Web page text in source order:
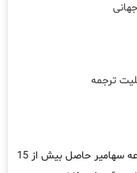
ترجمه
سرفصل های آموزش فارکس در سارایوو در مجموعه سهامیر حاصل بیش از 15